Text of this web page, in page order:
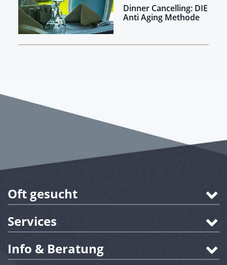
Dinner Cancelling: DIE
Anti Aging Methode
Oft gesucht
Services
Info & Beratung